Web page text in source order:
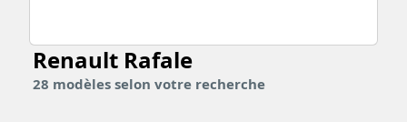
Renault Rafale
28 modèles selon votre recherche